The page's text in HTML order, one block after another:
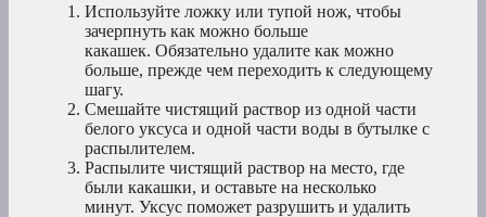
Используйте ложку или тупой нож, чтобы
зачерпнуть как можно больше
какашек. Обязательно удалите как можно
больше, прежде чем переходить к следующему
шагу.
Смешайте чистящий раствор из одной части
белого уксуса и одной части воды в бутылке с
распылителем.
Распылите чистящий раствор на место, где
были какашки, и оставьте на несколько
минут. Уксус поможет разрушить и удалить